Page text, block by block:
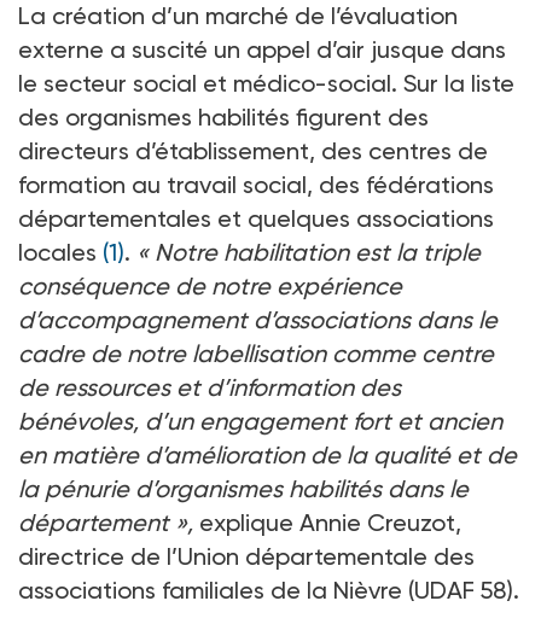
La création d’un marché de l’évaluation
externe a suscité un appel d’air jusque dans
le secteur social et médico-social. Sur la liste
des organismes habilités figurent des
directeurs d’établissement, des centres de
formation au travail social, des fédérations
départementales et quelques associations
locales (1). « Notre habilitation est la triple
conséquence de notre expérience
d’accompagnement d’associations dans le
cadre de notre labellisation comme centre
de ressources et d’information des
bénévoles, d’un engagement fort et ancien
en matière d’amélioration de la qualité et de
la pénurie d’organismes habilités dans le
département », explique Annie Creuzot,
directrice de l’Union départementale des
associations familiales de la Nièvre (UDAF 58).